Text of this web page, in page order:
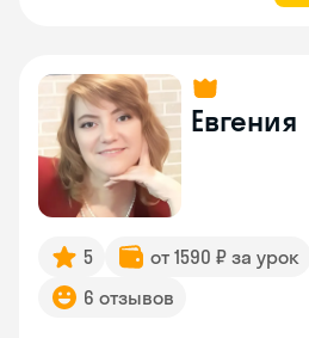
Евгения
5 от 1590 ₽ за урок
6 отзывов